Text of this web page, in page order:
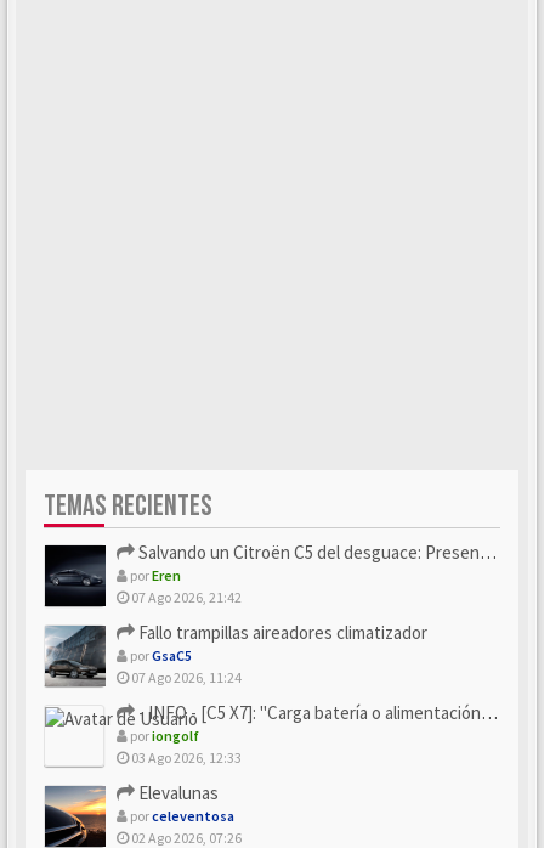
TEMAS RECIENTES
Salvando un Citroën C5 del desguace: Presentación y seguimiento
porEren
07 Ago 2026, 21:42
Fallo trampillas aireadores climatizador
porGsaC5
07 Ago 2026, 11:24
- INFO - [C5 X7]: "Carga batería o alimentación eléctri...
poriongolf
03 Ago 2026, 12:33
Elevalunas
porceleventosa
02 Ago 2026, 07:26